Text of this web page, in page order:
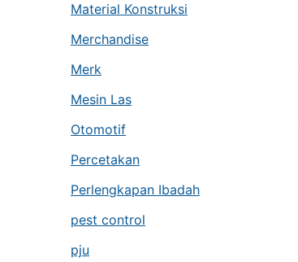
Material Konstruksi
Merchandise
Merk
Mesin Las
Otomotif
Percetakan
Perlengkapan Ibadah
pest control
pju